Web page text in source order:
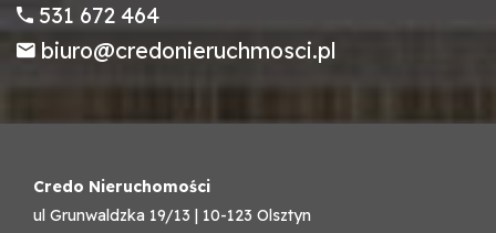
531 672 464
biuro@credonieruchmosci.pl
Credo Nieruchomości
ul Grunwaldzka 19/13 | 10-123 Olsztyn